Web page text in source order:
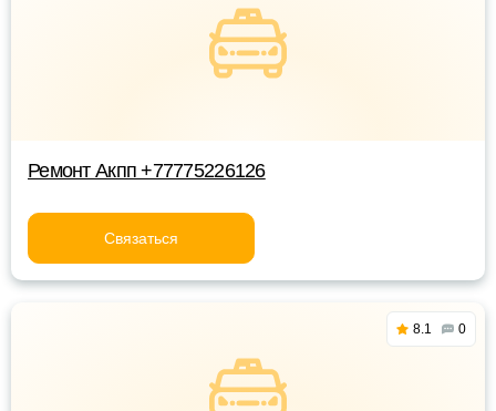
Ремонт Акпп +77775226126
Связаться
8.1 0